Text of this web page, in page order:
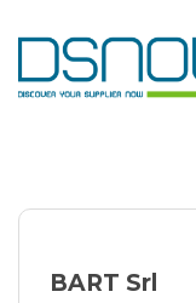
to
content
BART Srl